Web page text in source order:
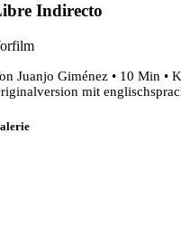
Indirecto
Juanjo Giménez • 10 Min •
mit